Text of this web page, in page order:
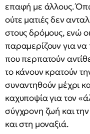
επαφή με άλλους.
ούτε ματιές δεν
στους δρόμους, ενώ
παραμερίζουν για
που περπατούν
το κάνουν κρατούν
συναντηθούν μέχρι
καχυποψία για τον
σύγχρονη ζωή και
και στη μοναξιά.